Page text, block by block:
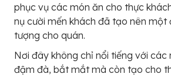
phục vụ các món ăn cho thực
nụ cười mến khách đã tạo nên một
tượng cho quán.
Nơi đây không chỉ nổi tiếng với các
đậm đà, bắt mắt mà còn tạo cho